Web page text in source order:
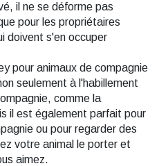
il ne se déforme pas
pour les propriétaires
doivent s'en occuper
pour animaux de compagnie
seulement à l'habillement
comme la
il est également parfait pour
ou pour regarder des
votre animal le porter et
aimez.